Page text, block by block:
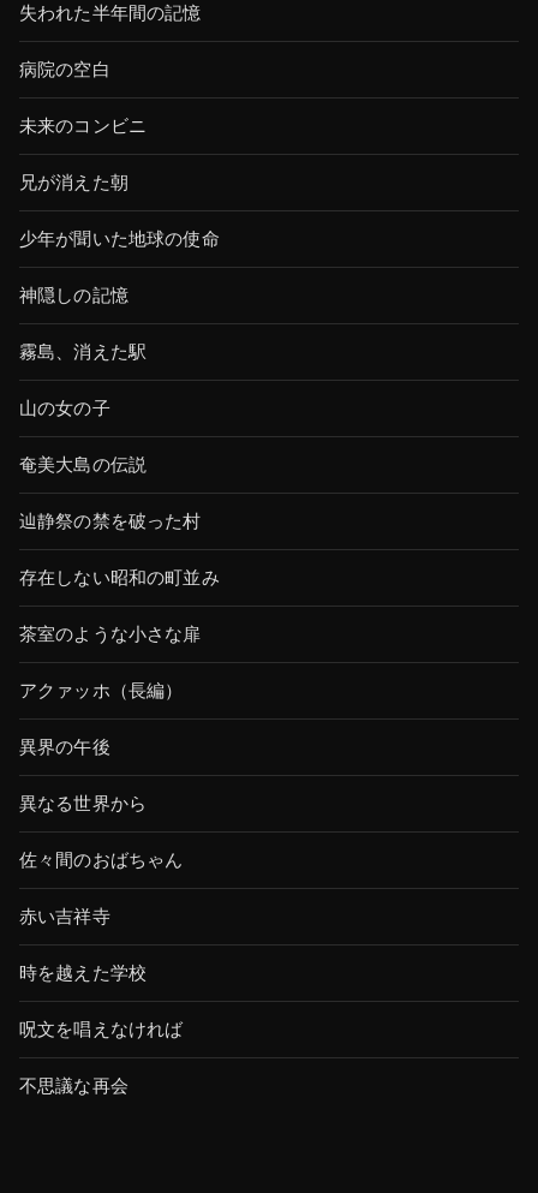
失われた半年間の記憶
病院の空白
未来のコンビニ
兄が消えた朝
少年が聞いた地球の使命
神隠しの記憶
霧島、消えた駅
山の女の子
奄美大島の伝説
辿静祭の禁を破った村
存在しない昭和の町並み
茶室のような小さな扉
アクァッホ（長編）
異界の午後
異なる世界から
佐々間のおばちゃん
赤い吉祥寺
時を越えた学校
呪文を唱えなければ
不思議な再会